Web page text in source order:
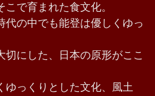
で育まれた食文化。
代の中でも能登は優しくゆっ
切にした、日本の原形がここ
ゆっくりとした文化、風土